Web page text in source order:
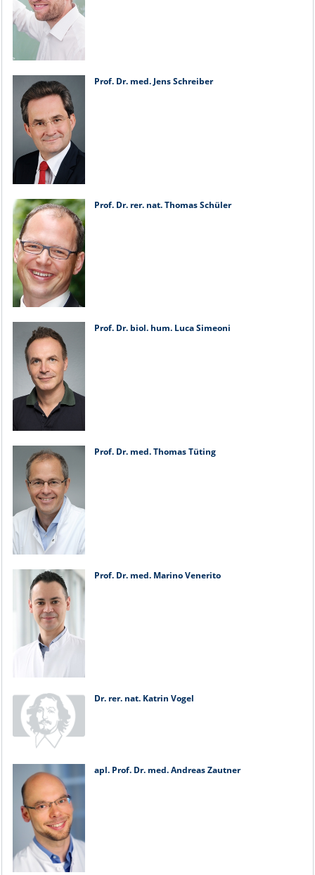
Prof. Dr. med. Jens Schreiber
Prof. Dr. rer. nat. Thomas Schüler
Prof. Dr. biol. hum. Luca Simeoni
Prof. Dr. med. Thomas Tüting
Prof. Dr. med. Marino Venerito
Dr. rer. nat. Katrin Vogel
apl. Prof. Dr. med. Andreas Zautner